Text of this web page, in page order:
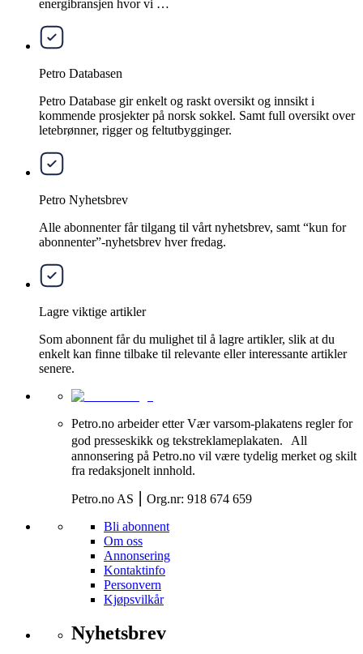
energibransjen hvor vi …
Petro Databasen
Petro Database gir enkelt og raskt oversikt og innsikt i
kommende prosjekter på norsk sokkel. Samt full oversikt over
letebrønner, rigger og feltutbygginger.
Petro Nyhetsbrev
Alle abonnenter får tilgang til vårt nyhetsbrev, samt “kun for
abonnenter”-nyhetsbrev hver fredag.
Lagre viktige artikler
Som abonnent får du mulighet til å lagre artikler, slik at du
enkelt kan finne tilbake til relevante eller interessante artikler
senere.
Petro.no arbeider etter Vær varsom-plakatens regler for
god presseskikk og tekstreklameplakaten. All
annonsering på Petro.no vil være tydelig merket og skilt
fra redaksjonelt innhold.
Petro.no AS ⎮ Org.nr: 918 674 659
Bli abonnent
Om oss
Annonsering
Kontaktinfo
Personvern
Kjøpsvilkår
Nyhetsbrev